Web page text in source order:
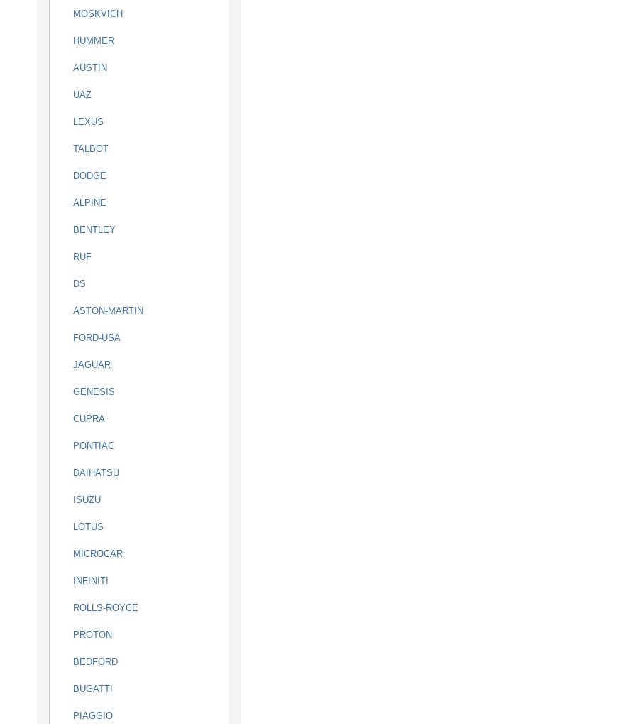
MOSKVICH
HUMMER
AUSTIN
UAZ
LEXUS
TALBOT
DODGE
ALPINE
BENTLEY
RUF
DS
ASTON-MARTIN
FORD-USA
JAGUAR
GENESIS
CUPRA
PONTIAC
DAIHATSU
ISUZU
LOTUS
MICROCAR
INFINITI
ROLLS-ROYCE
PROTON
BEDFORD
BUGATTI
PIAGGIO